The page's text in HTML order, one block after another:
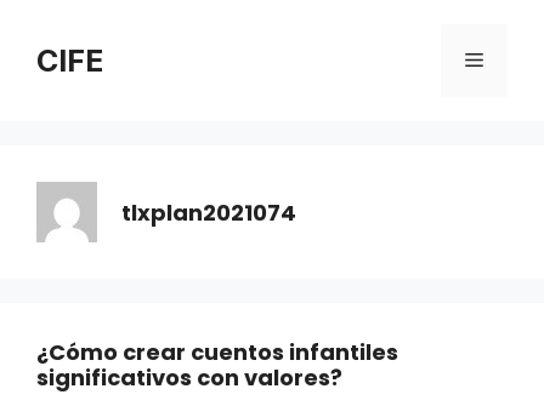
CIFE Menú
tlxplan2021074
¿Cómo crear cuentos infantiles
significativos con valores?